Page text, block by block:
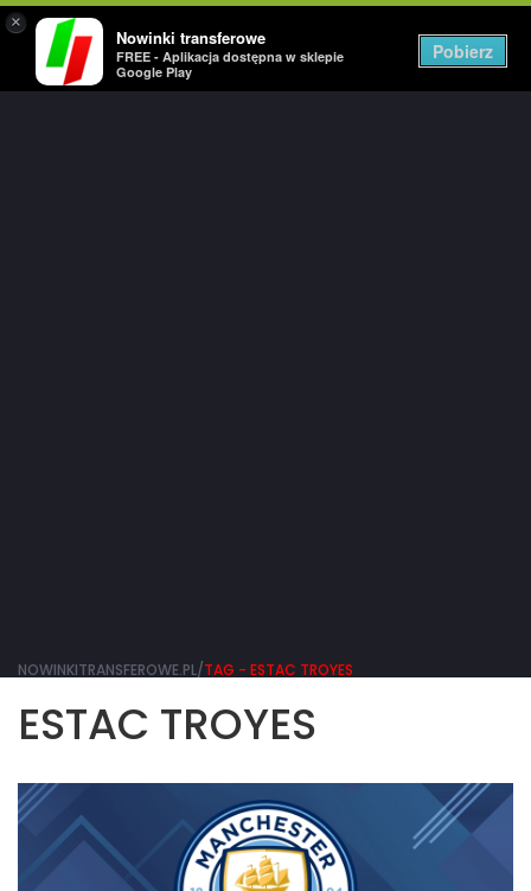
×
Nowinki transferowe
FREE - Aplikacja dostępna w sklepie
Google Play
Pobierz
NOWINKITRANSFEROWE.PL/TAG - ESTAC TROYES
ESTAC TROYES